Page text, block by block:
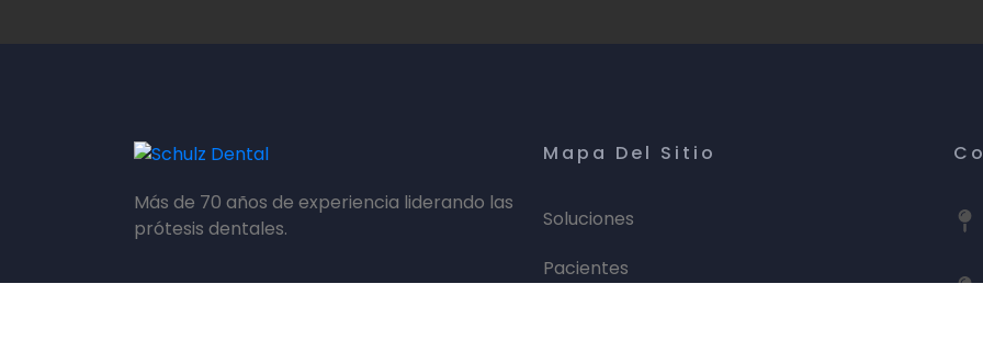
Más de 70 años de experiencia liderando las
prótesis dentales.
Mapa Del Sitio
Soluciones
Pacientes